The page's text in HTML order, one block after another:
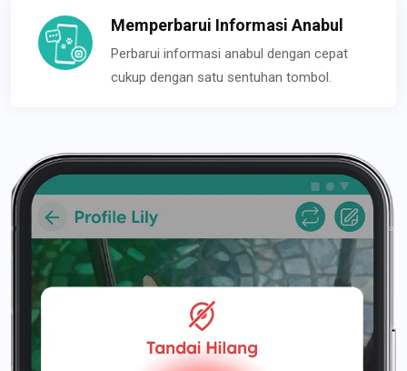
Memperbarui Informasi Anabul
Perbarui informasi anabul dengan cepat
cukup dengan satu sentuhan tombol.